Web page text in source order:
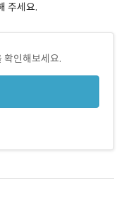
주세요.
확인해보세요.